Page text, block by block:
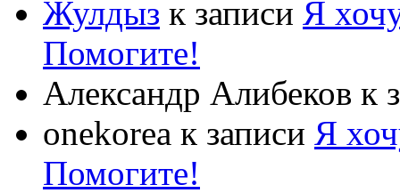
Жулдыз к записи Я
Помогите!
Александр Алибеков к
onekorea к записи Я
Помогите!